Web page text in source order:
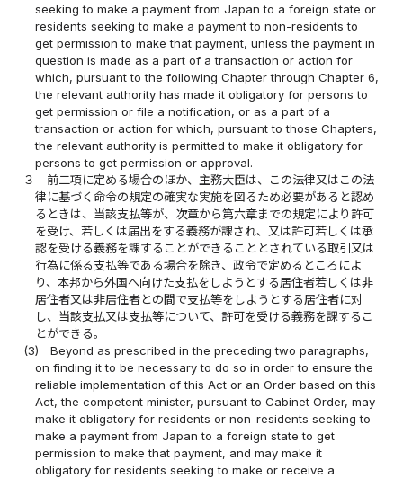
seeking to make a payment from Japan to a foreign state or
residents seeking to make a payment to non-residents to
get permission to make that payment, unless the payment in
question is made as a part of a transaction or action for
which, pursuant to the following Chapter through Chapter 6,
the relevant authority has made it obligatory for persons to
get permission or file a notification, or as a part of a
transaction or action for which, pursuant to those Chapters,
the relevant authority is permitted to make it obligatory for
persons to get permission or approval.
３
前二項に定める場合のほか、主務大臣は、この法律又はこの法
律に基づく命令の規定の確実な実施を図るため必要があると認め
るときは、当該支払等が、次章から第六章までの規定により許可
を受け、若しくは届出をする義務が課され、又は許可若しくは承
認を受ける義務を課することができることとされている取引又は
行為に係る支払等である場合を除き、政令で定めるところによ
り、本邦から外国へ向けた支払をしようとする居住者若しくは非
居住者又は非居住者との間で支払等をしようとする居住者に対
し、当該支払又は支払等について、許可を受ける義務を課するこ
とができる。
(3)
Beyond as prescribed in the preceding two paragraphs,
on finding it to be necessary to do so in order to ensure the
reliable implementation of this Act or an Order based on this
Act, the competent minister, pursuant to Cabinet Order, may
make it obligatory for residents or non-residents seeking to
make a payment from Japan to a foreign state to get
permission to make that payment, and may make it
obligatory for residents seeking to make or receive a